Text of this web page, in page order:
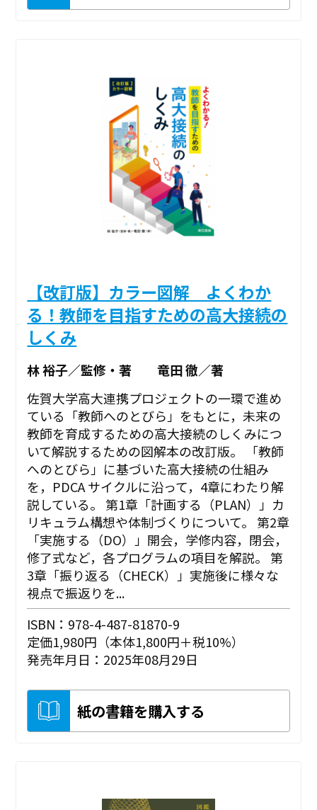
【改訂版】カラー図解 よくわか
る！教師を目指すための高大接続の
しくみ
林 裕子／監修・著 竜田 徹／著
佐賀大学高大連携プロジェクトの一環で進め
ている「教師へのとびら」をもとに，未来の
教師を育成するための高大接続のしくみにつ
いて解説するための図解本の改訂版。 「教師
へのとびら」に基づいた高大接続の仕組み
を，PDCA サイクルに沿って，4章にわたり解
説している。 第1章「計画する（PLAN）」カ
リキュラム構想や体制づくりについて。 第2章
「実施する（DO）」開会，学修内容，閉会，
修了式など，各プログラムの項目を解説。 第
3章「振り返る（CHECK）」実施後に様々な
視点で振返りを...
ISBN：978-4-487-81870-9
定価1,980円（本体1,800円＋税10%）
発売年月日：2025年08月29日
紙の書籍を購入する